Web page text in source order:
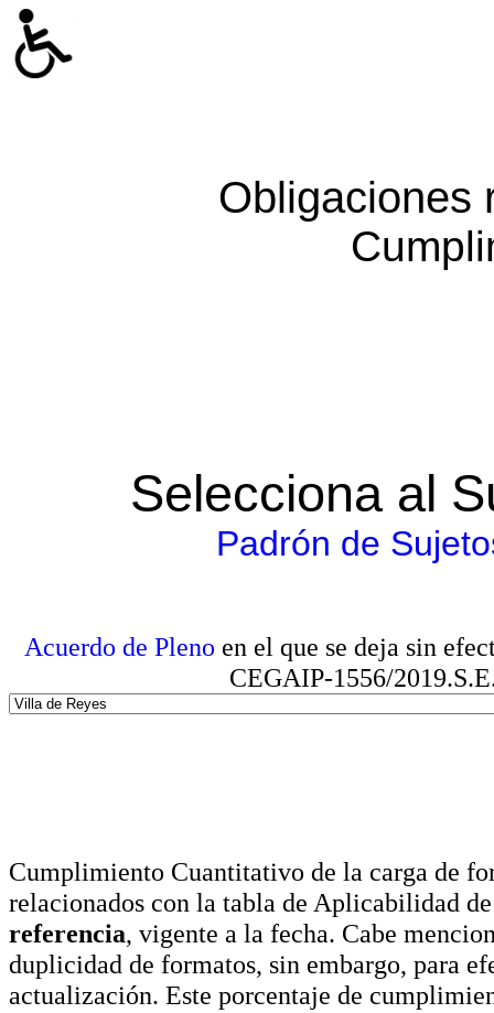
Obligaciones
Selecciona al
Padrón de
Acuerdo de Pleno en el que se deja sin
CEGAIP-1556/
Cumplimiento Cuantitativo de la carga de
relacionados con la tabla de Aplicabilidad
referencia, vigente a la fecha. Cabe
duplicidad de formatos, sin embargo, para
actualización. Este porcentaje de